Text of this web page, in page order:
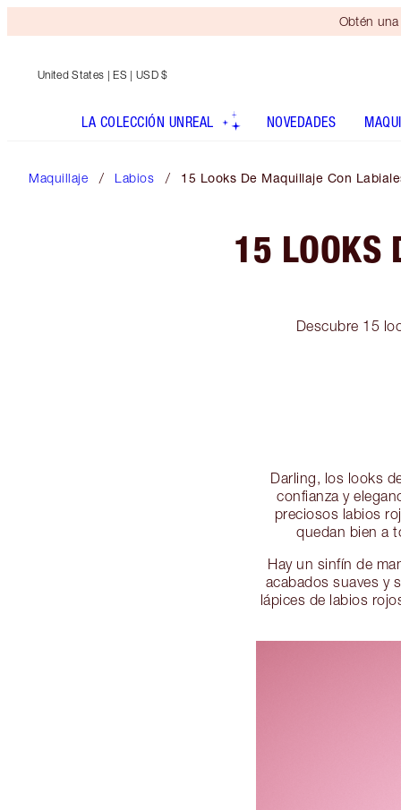
Obtén
United States | ES | USD $
LA COLECCIÓN UNREAL NOVEDADES
Maquillaje Labios 15 Looks De Maquillaje Con
15 LOOKS
Descubre 15
Darling, los looks
confianza y
preciosos labios
quedan bien a
Hay un sinfín de
acabados suaves y
lápices de labios